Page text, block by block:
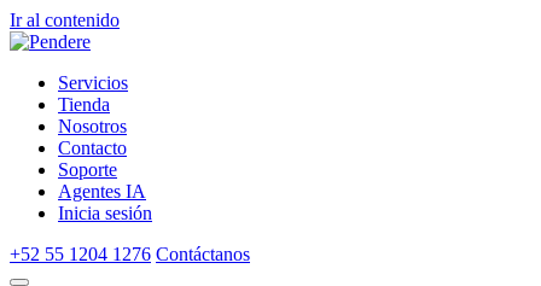
Ir al contenido
Servicios
Tienda
Nosotros
Contacto
Soporte
Agentes IA
Inicia sesión
+52 55 1204 1276 Contáctanos